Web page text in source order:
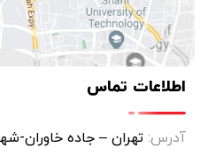
اطلاعات تماس
آدرس: تهران – جاده خاوران-